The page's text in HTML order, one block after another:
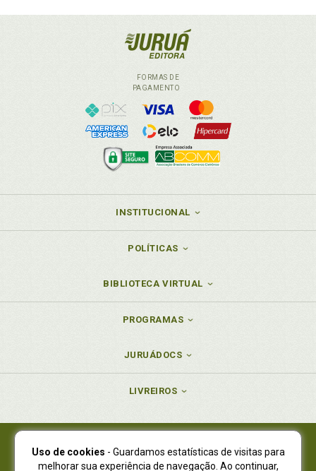
FORMAS DE
PAGAMENTO
INSTITUCIONAL
POLÍTICAS
BIBLIOTECA VIRTUAL
PROGRAMAS
JURUÁDOCS
LIVREIROS
Juruá Editora Ltda., CNPJ 77.535.508/0001-19
Uso de cookies - Guardamos estatísticas de visitas para
melhorar sua experiência de navegação. Ao continuar,